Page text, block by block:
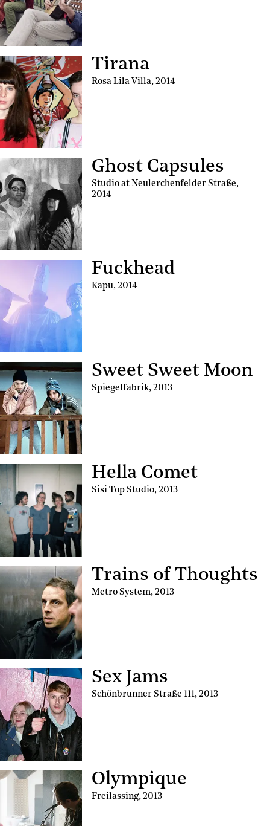
Tirana
Rosa Lila Villa,2014
Ghost Capsules
Studio at Neulerchenfelder Straße,
2014
Fuckhead
Kapu,2014
Sweet Sweet Moon
Spiegelfabrik,2013
Hella Comet
Sisi Top Studio,2013
Trains of Thoughts
Metro System,2013
Sex Jams
Schönbrunner Straße 111,2013
Olympique
Freilassing,2013